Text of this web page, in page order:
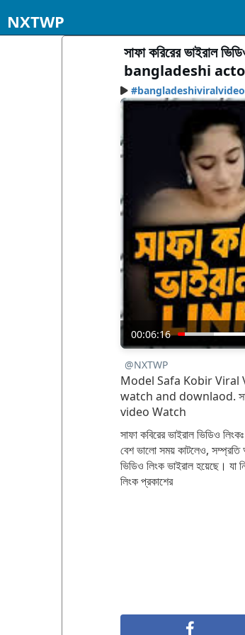
NXTWP
সাফা করিরের ভাইরাল
bangladeshi
#bangladeshiviralvideo
00:06:16
@NXTWP
Model Safa Kobir
watch and downlaod.
video Watch
সাফা কবিরের ভাইরাল ভিডিও
বেশ ভালো সময় কাটলেও, সম্প্রতি
ভিডিও লিংক ভাইরাল হয়েছে। যা
লিংক প্রকাশের